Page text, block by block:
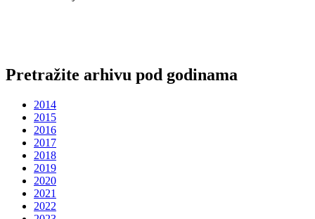
Pretražite arhivu pod godinama
2014
2015
2016
2017
2018
2019
2020
2021
2022